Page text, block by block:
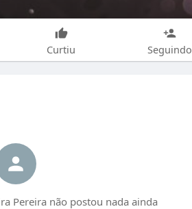
Curtiu Seguindo
Pereira não postou nada ainda